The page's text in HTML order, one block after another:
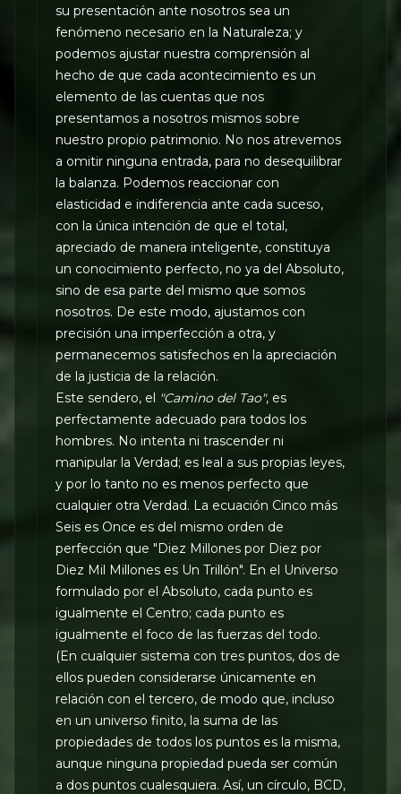
su presentación ante nosotros sea un
fenómeno necesario en la Naturaleza; y
podemos ajustar nuestra comprensión al
hecho de que cada acontecimiento es un
elemento de las cuentas que nos
presentamos a nosotros mismos sobre
nuestro propio patrimonio. No nos atrevemos
a omitir ninguna entrada, para no desequilibrar
la balanza. Podemos reaccionar con
elasticidad e indiferencia ante cada suceso,
con la única intención de que el total,
apreciado de manera inteligente, constituya
un conocimiento perfecto, no ya del Absoluto,
sino de esa parte del mismo que somos
nosotros. De este modo, ajustamos con
precisión una imperfección a otra, y
permanecemos satisfechos en la apreciación
de la justicia de la relación.
Este sendero, el "Camino del Tao", es
perfectamente adecuado para todos los
hombres. No intenta ni trascender ni
manipular la Verdad; es leal a sus propias leyes,
y por lo tanto no es menos perfecto que
cualquier otra Verdad. La ecuación Cinco más
Seis es Once es del mismo orden de
perfección que "Diez Millones por Diez por
Diez Mil Millones es Un Trillón". En el Universo
formulado por el Absoluto, cada punto es
igualmente el Centro; cada punto es
igualmente el foco de las fuerzas del todo.
(En cualquier sistema con tres puntos, dos de
ellos pueden considerarse únicamente en
relación con el tercero, de modo que, incluso
en un universo finito, la suma de las
propiedades de todos los puntos es la misma,
aunque ninguna propiedad pueda ser común
a dos puntos cualesquiera. Así, un círculo, BCD,